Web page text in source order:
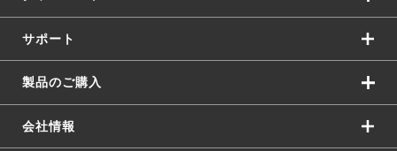
サポート
製品のご購入
会社情報